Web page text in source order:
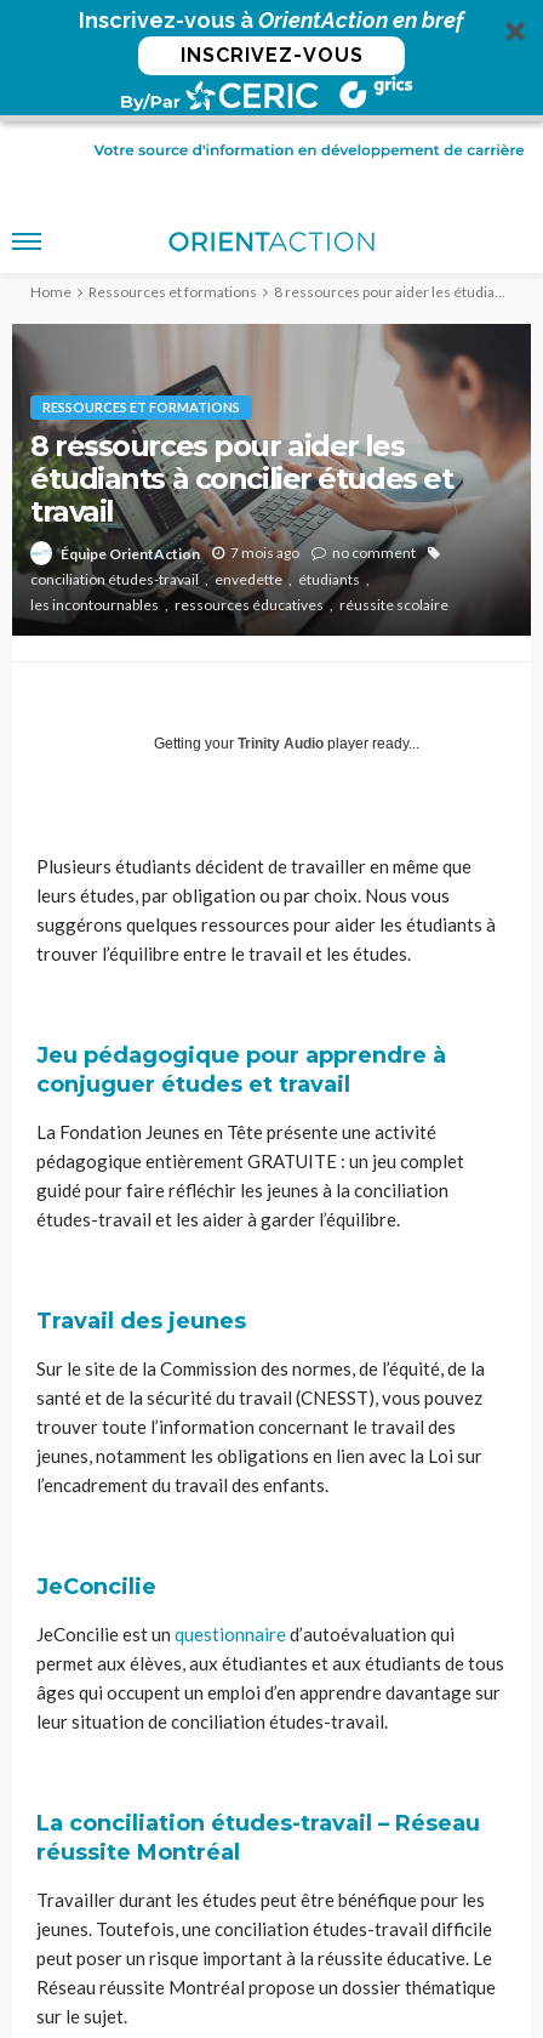
Inscrivez-vous àOrientAction en bref
INSCRIVEZ-VOUS
Home Ressources et formations 8 ressources pour aider les étudiants à concilier études et travail
RESSOURCES ET FORMATIONS
8 ressources pour aider les
étudiants à concilier études et
travail
Équipe OrientAction 7 mois ago
no comment
conciliation études-travail
envedette
étudiants
les incontournables
ressources éducatives réussite scolaire
Getting your Trinity Audio player ready...
Plusieurs étudiants décident de travailler en même que
leurs études, par obligation ou par choix. Nous vous
suggérons quelques ressources pour aider les étudiants à
trouver l’équilibre entre le travail et les études.
Jeu pédagogique pour apprendre à
conjuguer études et travail
La Fondation Jeunes en Tête présente une activité
pédagogique entièrement GRATUITE : un jeu complet
guidé pour faire réfléchir les jeunes à la conciliation
études-travail et les aider à garder l’équilibre.
Travail des jeunes
Sur le site de la Commission des normes, de l’équité, de la
santé et de la sécurité du travail (CNESST), vous pouvez
trouver toute l’information concernant le travail des
jeunes, notamment les obligations en lien avec la Loi sur
l’encadrement du travail des enfants.
JeConcilie
JeConcilie est un questionnaired’autoévaluation qui
permet aux élèves, aux étudiantes et aux étudiants de tous
âges qui occupent un emploi d’en apprendre davantage sur
leur situation de conciliation études-travail.
La conciliation études-travail – Réseau
réussite Montréal
Travailler durant les études peut être bénéfique pour les
jeunes. Toutefois, une conciliation études-travail difficile
peut poser un risque important à la réussite éducative. Le
Réseau réussite Montréal propose un dossier thématique
sur le sujet.